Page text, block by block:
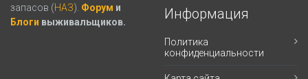
запасов (НАЗ). Форум и
Блоги выживальщиков.
Информация
Политика
конфиденциальности